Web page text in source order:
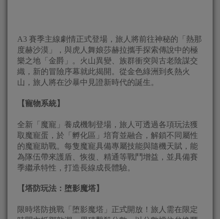
A3 賽季主線劇情正式登場，旅人將前往神秘的「熱那
度赫沙漠」，與虎人舞娘莎赫拉攜手探索傳說中的極
樂之地「金爵」。火山異變、族群衝突與古老陰謀交
織，新的冒險序幕就此揭開。從金色綠洲到炙熱火
山，旅人將在沙暴中見證新時代的誕生。
【寵物系統】
全新「魔寵」養成機制登場，旅人可透過各項玩法獲
取魔寵蛋，於「孵化區」培育並融合，解鎖不同屬性
的魔寵助戰。每隻魔寵具備專屬技能與隨機天賦，能
為隊伍帶來護盾、恢復、精通等戰鬥增益，並具備賽
季繼承特性，打造長線成長體驗。
【塔防玩法：堕影魔塔】
限時塔防挑戰「堕影魔塔」正式開放！旅人需在限定